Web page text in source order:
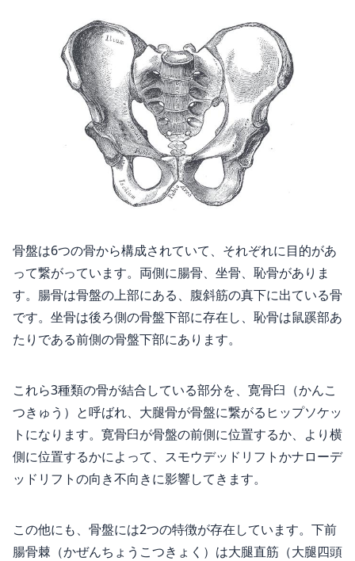
骨盤は6つの骨から構成されていて、それぞれに目的があ
って繋がっています。両側に腸骨、坐骨、恥骨がありま
す。腸骨は骨盤の上部にある、腹斜筋の真下に出ている骨
です。坐骨は後ろ側の骨盤下部に存在し、恥骨は鼠蹊部あ
たりである前側の骨盤下部にあります。
これら3種類の骨が結合している部分を、寛骨臼（かんこ
つきゅう）と呼ばれ、大腿骨が骨盤に繋がるヒップソケッ
トになります。寛骨臼が骨盤の前側に位置するか、より横
側に位置するかによって、スモウデッドリフトかナローデ
ッドリフトの向き不向きに影響してきます。
この他にも、骨盤には2つの特徴が存在しています。下前
腸骨棘（かぜんちょうこつきょく）は大腿直筋（大腿四頭